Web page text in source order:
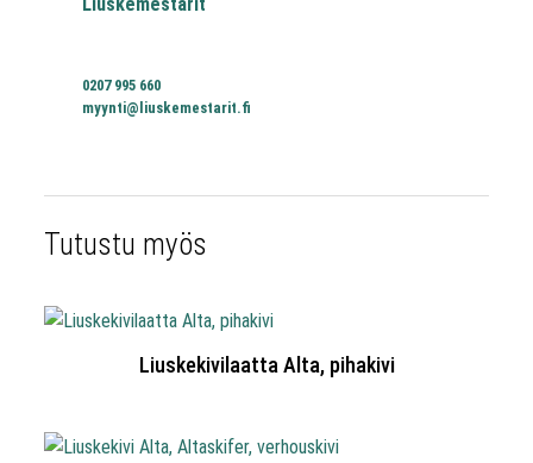
0207 995 660
myynti@liuskemestarit.fi
Tutustu myös
Liuskekivilaatta Alta, pihakivi